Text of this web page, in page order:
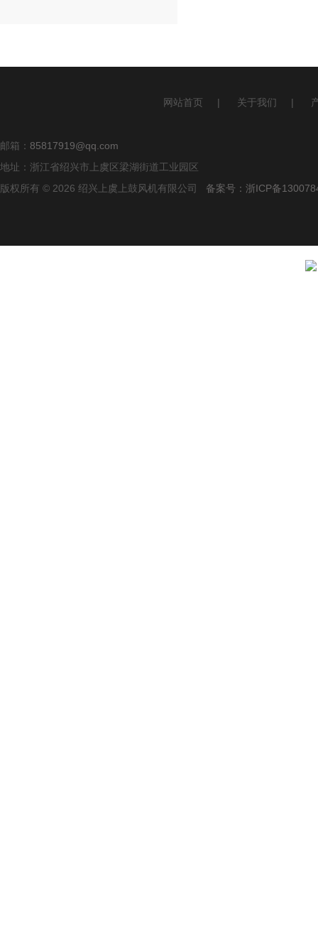
网站首页 | 关于我们 |
邮箱： 85817919@qq.com
地址：浙江省绍兴市上虞区梁湖街道工业园区
版权所有 © 2026 绍兴上虞上鼓风机有限公司 备案号：浙ICP备